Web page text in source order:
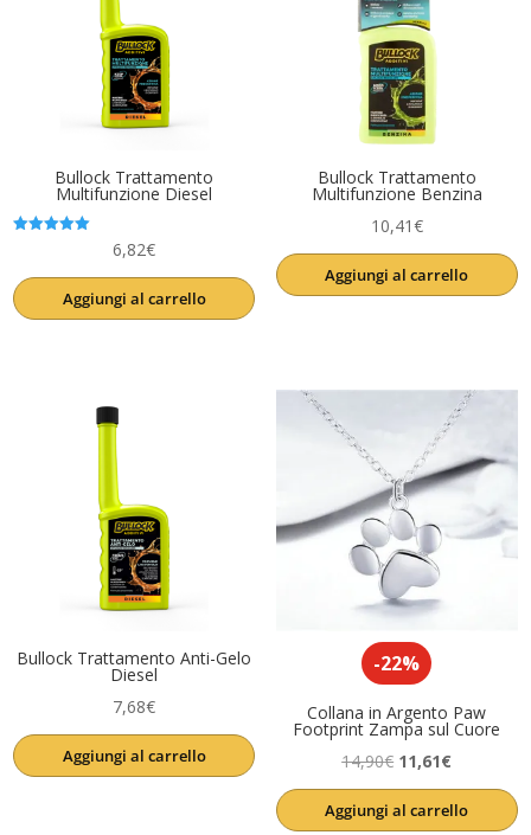
Bullock Trattamento
Multifunzione Diesel
6,82€
Aggiungi al carrello
Bullock Trattamento
Multifunzione Benzina
10,41€
Aggiungi al carrello
Bullock Trattamento Anti-Gelo
Diesel
7,68€
Aggiungi al carrello
-22%
Collana in Argento Paw
Footprint Zampa sul Cuore
14,90€ Il
prezzo
originale
11,61€Il
prezzo
attuale
Aggiungi al carrello